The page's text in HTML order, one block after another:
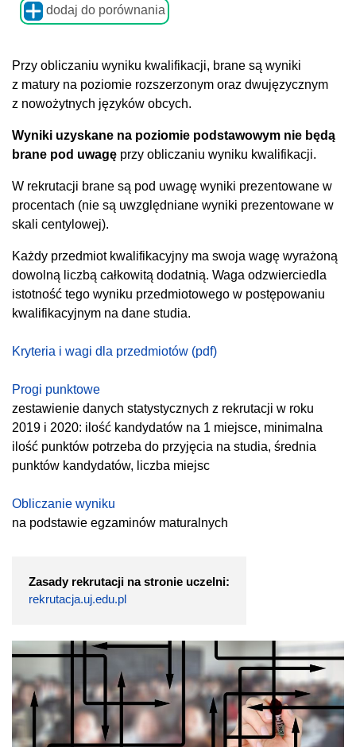
dodaj do porównania
Przy obliczaniu wyniku kwalifikacji, brane są wyniki
z matury na poziomie rozszerzonym oraz dwujęzycznym
z nowożytnych języków obcych.
Wyniki uzyskane na poziomie podstawowym nie będą
brane pod uwagę przy obliczaniu wyniku kwalifikacji.
W rekrutacji brane są pod uwagę wyniki prezentowane w
procentach (nie są uwzględniane wyniki prezentowane w
skali centylowej).
Każdy przedmiot kwalifikacyjny ma swoja wagę wyrażoną
dowolną liczbą całkowitą dodatnią. Waga odzwierciedla
istotność tego wyniku przedmiotowego w postępowaniu
kwalifikacyjnym na dane studia.
Kryteria i wagi dla przedmiotów (pdf)
Progi punktowe
zestawienie danych statystycznych z rekrutacji w roku
2019 i 2020: ilość kandydatów na 1 miejsce, minimalna
ilość punktów potrzeba do przyjęcia na studia, średnia
punktów kandydatów, liczba miejsc
Obliczanie wyniku
na podstawie egzaminów maturalnych
Zasady rekrutacji na stronie uczelni:
rekrutacja.uj.edu.pl